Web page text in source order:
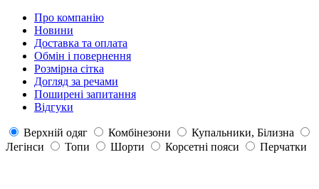
Про компанію
Новини
Доставка та оплата
Обмін і повернення
Розмірна сітка
Догляд за речами
Поширені запитання
Відгуки
Верхній одяг Комбінезони
Купальники, Білизна
Легінси
Топи Шорти Корсетні пояси Перчатки